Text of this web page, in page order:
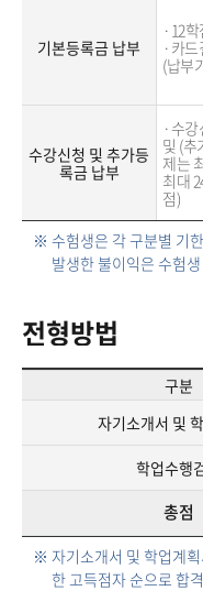
기본등록금 납부
·12
·카
(납부
수강신청 및 추가등
록금 납부
·수
및 (추
제는
최대
점)
※ 수험생은 각 구분별 기
발생한 불이익은 수험
전형방법
구분
자기소개서 및
학업수행
총점
※ 자기소개서 및 학업계
한 고득점자 순으로 합